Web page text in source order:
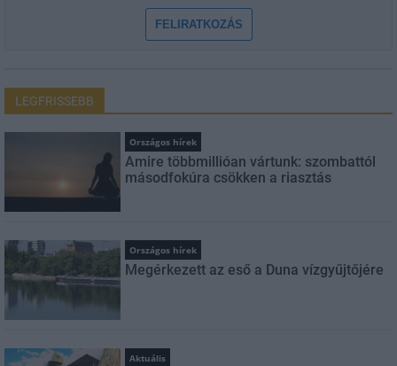
FELIRATKOZÁS
LEGFRISSEBB
Országos hírek
Amire többmillióan vártunk: szombattól
másodfokúra csökken a riasztás
Országos hírek
Megérkezett az eső a Duna vízgyűjtőjére
Aktuális